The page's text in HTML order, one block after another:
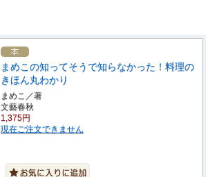
まめこの知ってそうで知らなかった！料理の
きほん丸わかり
まめこ／著
文藝春秋
1,375円
現在ご注文できません